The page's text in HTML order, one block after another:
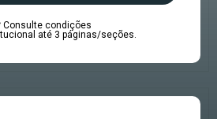
Consulte condições
até 3 páginas/seções.